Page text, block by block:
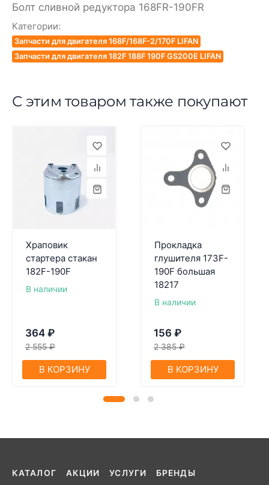
Болт сливной редуктора 168FR-190FR
Категории:
Запчасти для двигателя 168F/168F-2/170F LIFAN
Запчасти для двигателя 182F 188F 190F GS200E LIFAN
С этим товаром также покупают
Храповик
стартера стакан
182F-190F
В наличии
364 ₽
2 555 ₽
В КОРЗИНУ
Прокладка
глушителя 173F-
190F большая
18217
В наличии
156 ₽
2 385 ₽
В КОРЗИНУ
КАТАЛОГ АКЦИИ УСЛУГИ БРЕНДЫ